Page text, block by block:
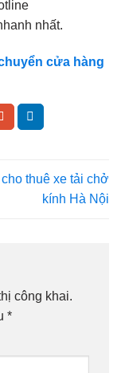
nhất.
cửa hàng
thuê xe tải chở
kính Hà Nội
công khai.
*